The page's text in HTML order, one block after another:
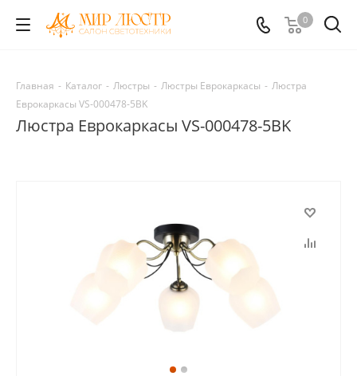
0
Главная - Каталог - Люстры - Люстры Еврокаркасы - Люстра
Еврокаркасы VS-000478-5BK
Люстра Еврокаркасы VS-000478-5BK